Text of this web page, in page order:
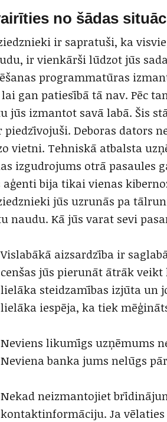
no šādas
ir sapratuši, ka
ir vienkārši lūdzot jūs
programmatūras
gan patiesībā tā nav. Pēc
jūs izmantot savā labā. Šis
Deboras dators
vietni. Tehniskā atbalsta
izgudrojums otrā pasaules
aģenti bija tikai vienas
jūs uzrunās pa
naudu. Kā jūs varat sevi
Vislabākā aizsardzība ir
cenšas jūs pierunāt ātrāk
lielāka steidzamības izjūta un
lielāka iespēja, ka tiek
Neviens likumīgs uzņēmums
Neviena banka jums nelūgs
Nekad neizmantojiet
kontaktinformāciju. Ja